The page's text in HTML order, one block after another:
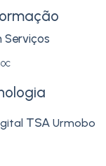
Serviços
TSA Urmobo